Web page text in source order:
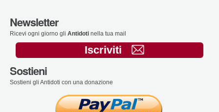
Newsletter
Ricevi ogni giorno gli Antidoti nella tua mail
Iscriviti
Sostieni
Sostieni gli Antidoti con una donazione